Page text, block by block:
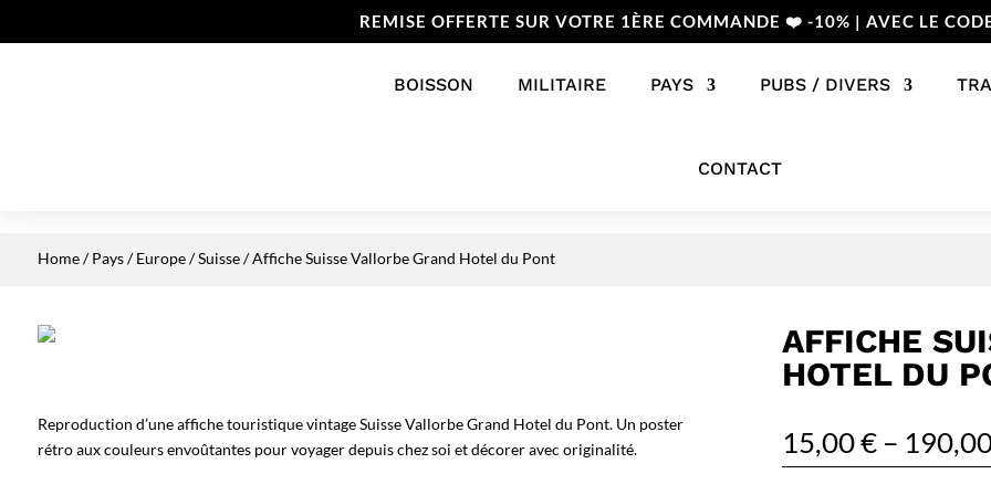
REMISE OFFERTE SUR VOTRE 1ÈRE COMMANDE ❤️ -10% | AVEC LE
BOISSON MILITAIRE PAYS PUBS / DIVERS
CONTACT
Home/Pays/Europe/Suisse/ Affiche Suisse Vallorbe Grand Hotel du Pont
Reproduction d’une affiche touristique vintage Suisse Vallorbe Grand Hotel du Pont. Un poster
rétro aux couleurs envoûtantes pour voyager depuis chez soi et décorer avec originalité.
AFFICHE
HOTEL DU
15,00€ –